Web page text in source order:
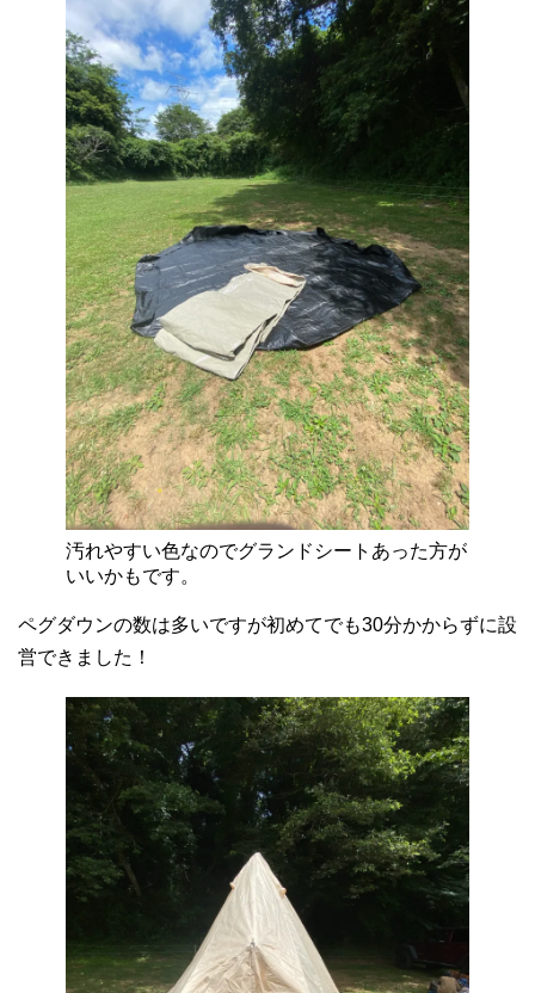
汚れやすい色なのでグランドシートあった方が
いいかもです。
ペグダウンの数は多いですが初めてでも30分かからずに設
営できました！